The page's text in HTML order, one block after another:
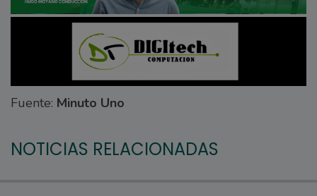
Fuente: Minuto Uno
NOTICIAS RELACIONADAS